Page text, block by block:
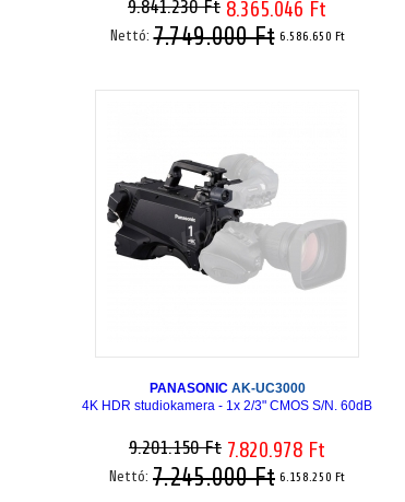
9.841.230 Ft 8.365.046 Ft
Nettó:7.749.000 Ft 6.586.650 Ft
PANASONIC AK-UC3000
4K HDR studiokamera - 1x 2/3" CMOS S/N. 60dB
9.201.150 Ft 7.820.978 Ft
Nettó: 7.245.000 Ft 6.158.250 Ft